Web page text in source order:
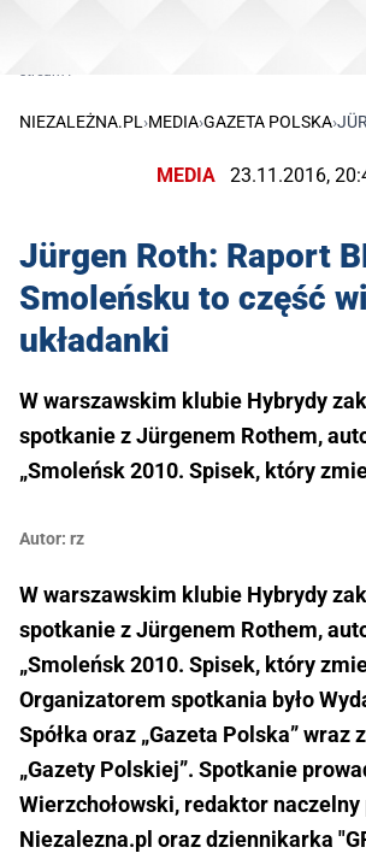
NIEZALEŻNA.PL ›MEDIA›GAZETA POLSKA›
MEDIA 23.11.2016,
Jürgen Roth: Raport
Smoleńsku to część
układanki
W warszawskim klubie Hybrydy
spotkanie z Jürgenem Rothem,
„Smoleńsk 2010. Spisek, który
Autor: rz
W warszawskim klubie Hybrydy
spotkanie z Jürgenem Rothem,
„Smoleńsk 2010. Spisek, który
Organizatorem spotkania było
Spółka oraz „Gazeta Polska” wraz
„Gazety Polskiej”. Spotkanie
Wierzchołowski, redaktor
Niezalezna.pl oraz dziennikarka